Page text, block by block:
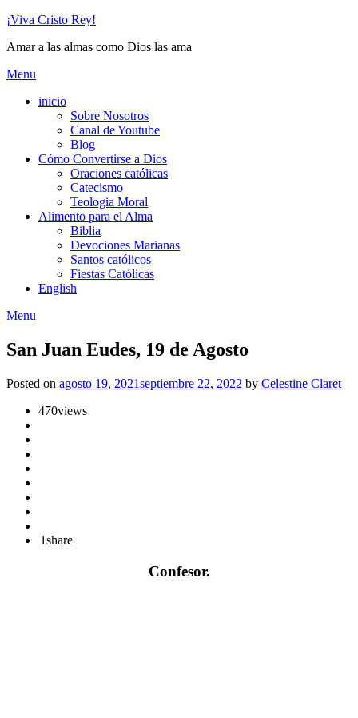
Skip
content
¡Viva Cristo Rey!
Amar a las almas como Dios las ama
Menu
inicio
Sobre Nosotros
Canal de Youtube
Blog
Cómo Convertirse a Dios
Oraciones católicas
Catecismo
Teologia Moral
Alimento para el Alma
Biblia
Devociones Marianas
Santos católicos
Fiestas Católicas
English
Menu
San Juan Eudes, 19 de Agosto
Posted on agosto 19, 2021septiembre 22, 2022 by Celestine Claret
470views
1share
Confesor.